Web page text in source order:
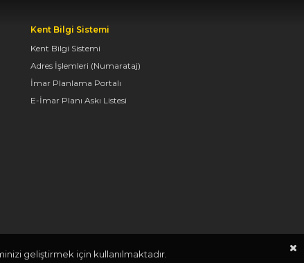
KOMEK AKIL VE ZEKÂ
OYUNLARI’NIN FİNAL
Kent Bilgi Sistemi
Kent Bilgi Sistemi
Adres İşlemleri (Numarataj)
İmar Planlama Portalı
E-İmar Planı Askı Listesi
geliştirmek için kullanılmaktadır.